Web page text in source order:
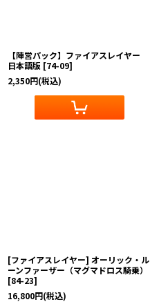
【陣営パック】ファイアスレイヤー
日本語版 [74-09]
2,350円(税込)
[ファイアスレイヤー] オーリック・ル
ーンファーザー（マグマドロス騎乗）
[84-23]
16,800円(税込)